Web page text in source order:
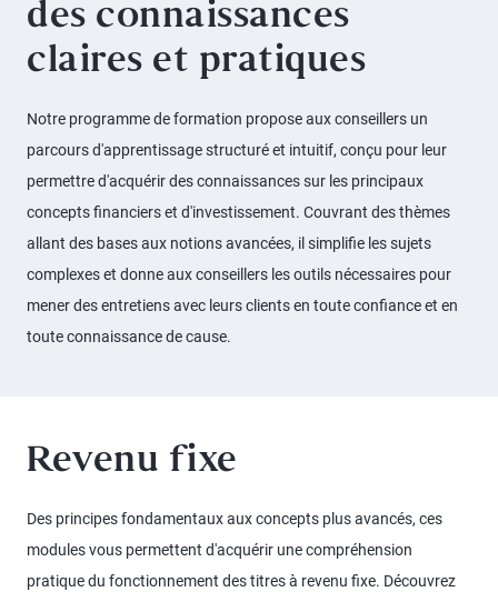
des connaissances
claires et pratiques
Notre programme de formation propose aux conseillers un
parcours d'apprentissage structuré et intuitif, conçu pour leur
permettre d'acquérir des connaissances sur les principaux
concepts financiers et d'investissement. Couvrant des thèmes
allant des bases aux notions avancées, il simplifie les sujets
complexes et donne aux conseillers les outils nécessaires pour
mener des entretiens avec leurs clients en toute confiance et en
toute connaissance de cause.
Revenu fixe
Des principes fondamentaux aux concepts plus avancés, ces
modules vous permettent d'acquérir une compréhension
pratique du fonctionnement des titres à revenu fixe. Découvrez